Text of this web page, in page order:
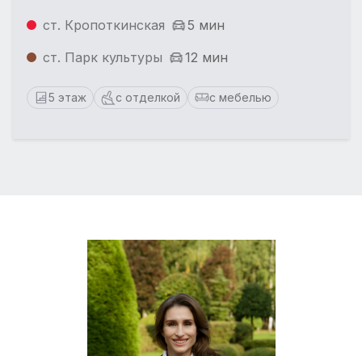
ст. Кропоткинская
5 мин
ст. Парк культуры
12 мин
5 этаж с отделкой с мебелью